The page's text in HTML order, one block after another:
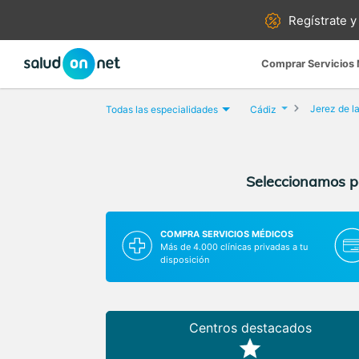
Regístrate y
Comprar Servicios
Todas las especialidades Cádiz Jerez de
Seleccionamos
COMPRA SERVICIOS MÉDICOS
Más de 4.000 clínicas privadas a tu
disposición
Centros destacados